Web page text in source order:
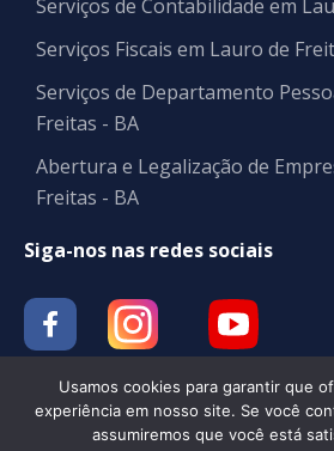
Serviços de Contabilidade em
Serviços Fiscais em Lauro de
Serviços de Departamento
Freitas - BA
Abertura e Legalização de
Freitas - BA
Siga-nos nas redes sociais
Usamos cookies para garantir que
experiência em nosso site. Se você
assumiremos que você está